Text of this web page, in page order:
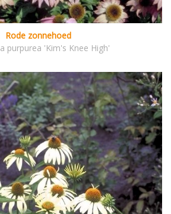
Rode zonnehoed
purpurea 'Kim's Knee High'